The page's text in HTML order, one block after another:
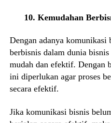
10. Kemudahan
Dengan adanya komunikasi
berbisnis dalam dunia
mudah dan efektif. Dengan
ini diperlukan agar proses
secara efektif.
Jika komunikasi bisnis